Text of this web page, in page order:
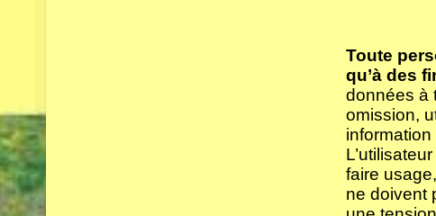
Toute
qu’à des
données à
omission,
faire
ne doivent